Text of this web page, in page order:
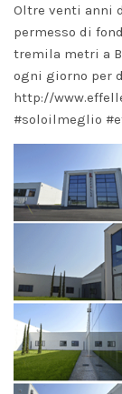
Oltre venti anni
permesso di
tremila metri a
ogni giorno per
http://
#soloilmeglio